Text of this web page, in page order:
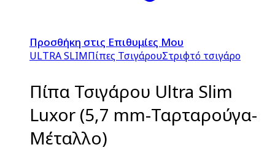
Προσθήκη στις Επιθυμίες Μου
ULTRA SLIMΠίπες ΤσιγάρουΣτριφτό τσιγάρο
Πίπα Τσιγάρου Ultra Slim
Luxor (5,7 mm-Ταρταρούγα-
Μέταλλο)